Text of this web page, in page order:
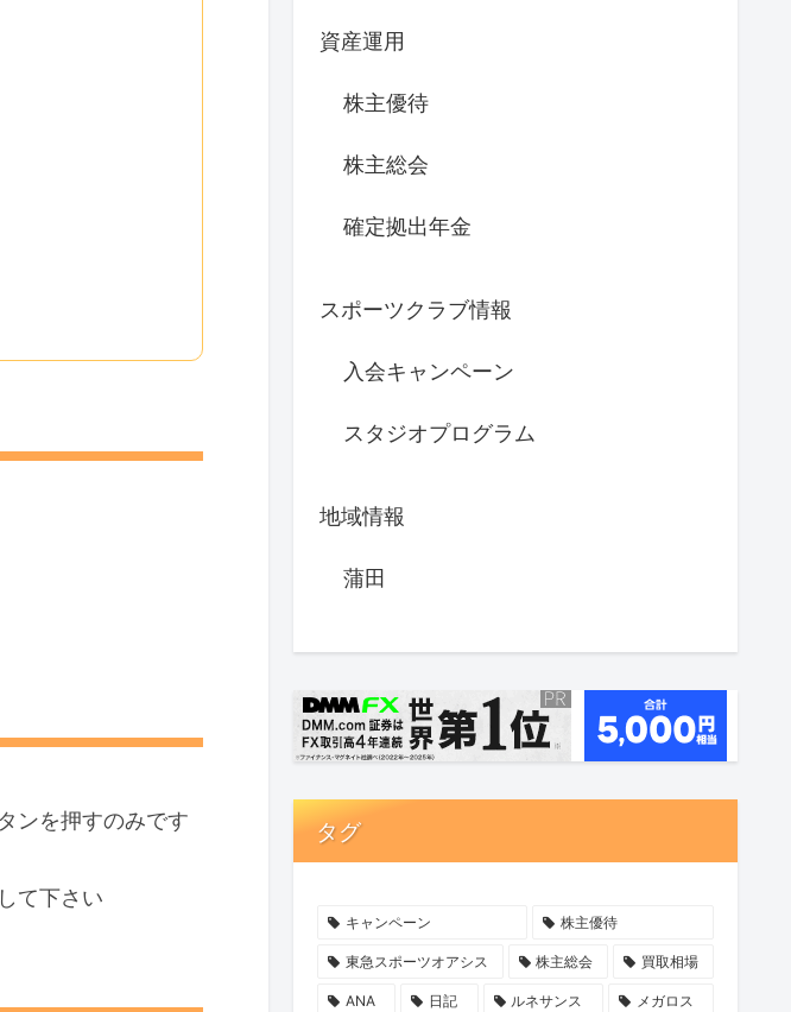
ンを押すのみです
て下さい
資産運用
株主優待
株主総会
確定拠出年金
スポーツクラブ情報
入会キャンペーン
スタジオプログラム
地域情報
蒲田
タグ
キャンペーン 株主優待
東急スポーツオアシス 株主総会 買取相場
ANA 日記 ルネサンス メガロス